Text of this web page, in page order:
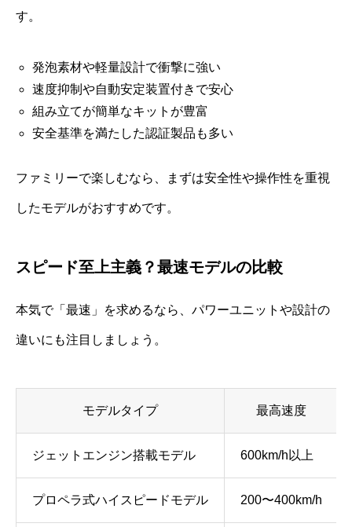
す。
発泡素材や軽量設計で衝撃に強い
速度抑制や自動安定装置付きで安心
組み立てが簡単なキットが豊富
安全基準を満たした認証製品も多い
ファミリーで楽しむなら、まずは安全性や操作性を重視
したモデルがおすすめです。
スピード至上主義？最速モデルの比較
本気で「最速」を求めるなら、パワーユニットや設計の
違いにも注目しましょう。
モデルタイプ 最高速度
ジェットエンジン搭載モデル 600km/h以上
プロペラ式ハイスピードモデル 200〜400km/h